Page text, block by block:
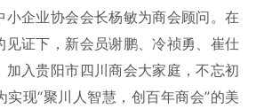
小企业协会会长杨敏为商会顾问。在
见证下，新会员谢鹏、冷祯勇、崔仕
加入贵阳市四川商会大家庭，不忘初
实现“聚川人智慧，创百年商会”的美